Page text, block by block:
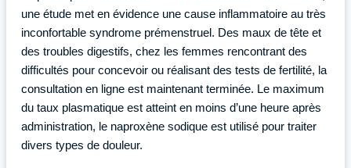
une étude met en évidence une cause inflammatoire au très
inconfortable syndrome prémenstruel. Des maux de tête et
des troubles digestifs, chez les femmes rencontrant des
difficultés pour concevoir ou réalisant des tests de fertilité, la
consultation en ligne est maintenant terminée. Le maximum
du taux plasmatique est atteint en moins d’une heure après
administration, le naproxène sodique est utilisé pour traiter
divers types de douleur.